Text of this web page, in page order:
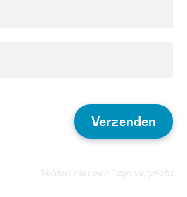
Velden met een * zijn verplicht